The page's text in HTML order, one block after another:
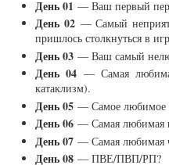
День 01 — Ваш первый
День 02— Самый
пришлось столкнуться в
День 03 — Ваш самый
День 04 — Самая
катаклизм).
День 05 — Самое любимое
День 06 — Самая любимая
День 07 — Самая любимая
День 08 — ПВЕ/ПВП/РП?